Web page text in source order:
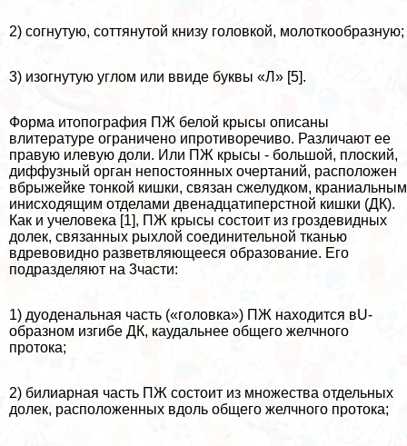
2) согнутую, соттянутой книзу головкой, молоткообразную;
3) изогнутую углом или ввиде буквы «Л» [5].
Форма итопография ПЖ белой крысы описаны
влитературе ограничено ипротиворечиво. Различают ее
правую илевую доли. Или ПЖ крысы - большой, плоский,
диффузный орган непостоянных очертаний, расположен
вбрыжейке тонкой кишки, связан сжелудком, краниальным
инисходящим отделами двенадцатиперстной кишки (ДК).
Как и учеловека [1], ПЖ крысы состоит из гроздевидных
долек, связанных рыхлой соединительной тканью
вдревовидно разветвляющееся образование. Его
подразделяют на 3части:
1) дуоденальная часть («головка») ПЖ находится вU-
образном изгибе ДК, каудальнее общего желчного
протока;
2) билиарная часть ПЖ состоит из множества отдельных
долек, расположенных вдоль общего желчного протока;